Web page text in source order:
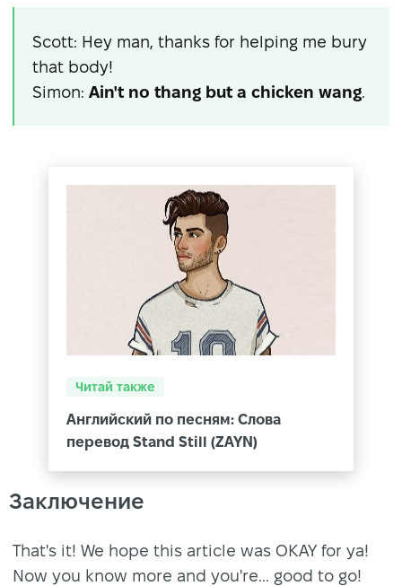
Scott: Hey man, thanks for helping me bury
that body!
Simon: Ain't no thang but a chicken wang.
Читай также
Английский по песням: Слова
перевод Stand Still (ZAYN)
Заключение
That's it! We hope this article was OKAY for ya!
Now you know more and you're... good to go!